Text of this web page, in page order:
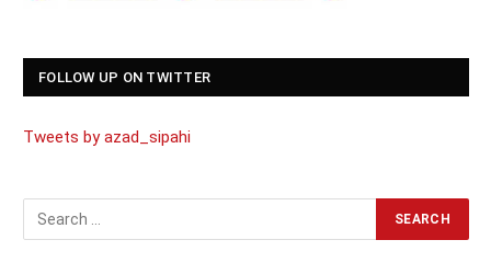
FOLLOW UP ON TWITTER
Tweets by azad_sipahi